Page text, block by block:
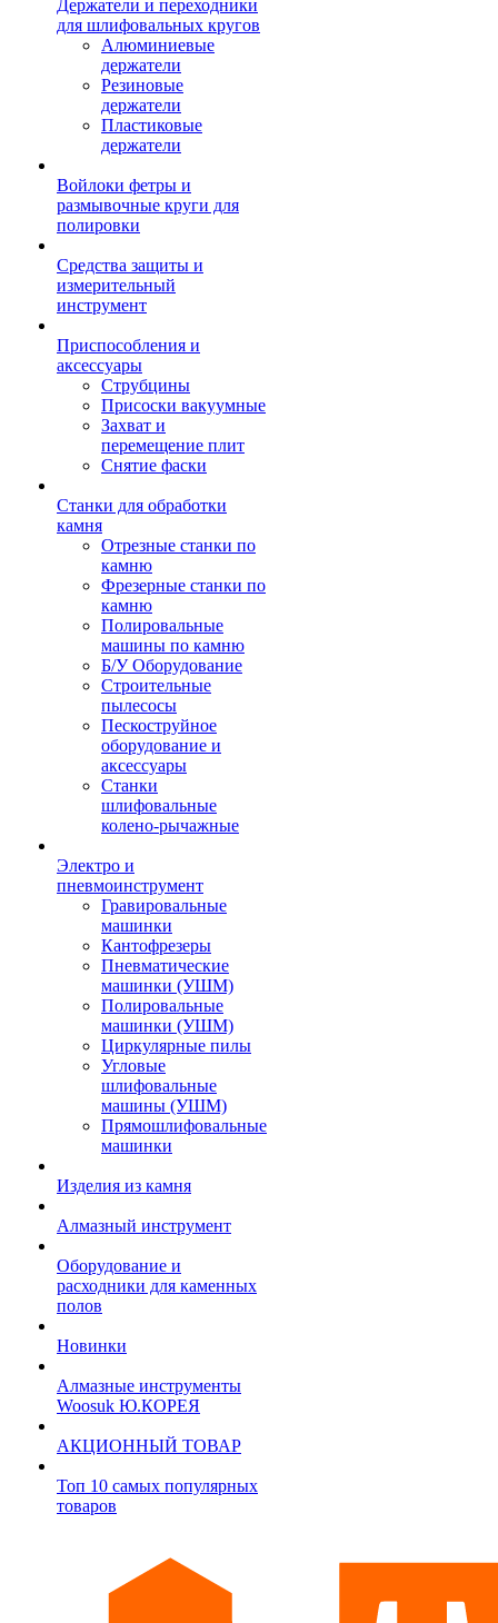
Держатели и переходники
для шлифовальных кругов
Алюминиевые
держатели
Резиновые
держатели
Пластиковые
держатели
Войлоки фетры и
размывочные круги для
полировки
Средства защиты и
измерительный
инструмент
Приспособления и
аксессуары
Струбцины
Присоски вакуумные
Захват и
перемещение плит
Снятие фаски
Станки для обработки
камня
Отрезные станки по
камню
Фрезерные станки по
камню
Полировальные
машины по камню
Б/У Оборудование
Строительные
пылесосы
Пескоструйное
оборудование и
аксессуары
Станки
шлифовальные
колено-рычажные
Электро и
пневмоинструмент
Гравировальные
машинки
Кантофрезеры
Пневматические
машинки (УШМ)
Полировальные
машинки (УШМ)
Циркулярные пилы
Угловые
шлифовальные
машины (УШМ)
Прямошлифовальные
машинки
Изделия из камня
Алмазный инструмент
Оборудование и
расходники для каменных
полов
Новинки
Алмазные инструменты
Woosuk Ю.КОРЕЯ
АКЦИОННЫЙ ТОВАР
Топ 10 самых популярных
товаров